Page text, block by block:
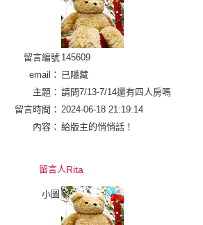
留言編號 145609
email： 已隱藏
主題： 請問7/13-7/14還有四人房嗎
留言時間： 2024-06-18 21:19:14
內容： 給版主的悄悄話！
留言人Rita
小圖